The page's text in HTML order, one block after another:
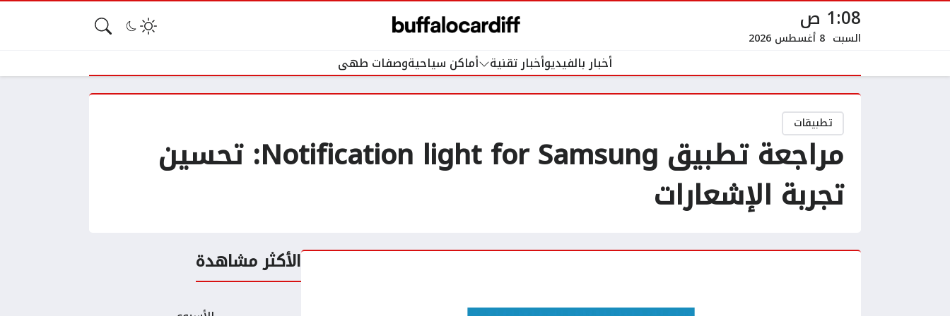
1:08 ص
السبت 8 أغسطس 2026
أخبار بالفيديوأخبار تقنية أماكن سياحيةوصفات طهى
تطبيقات
مراجعة تطبيق Notification light for Samsung: تحسين
تجربة الإشعارات
الأكثر مشاهدة